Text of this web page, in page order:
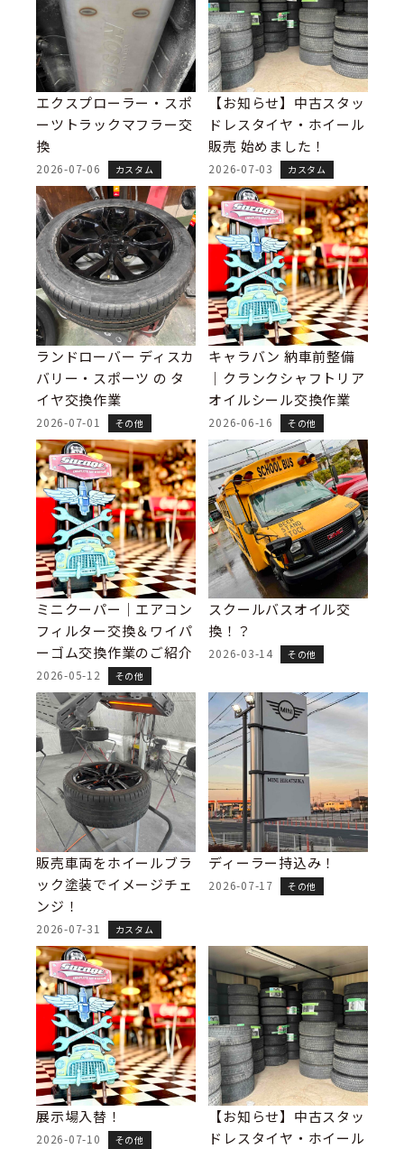
エクスプローラー・スポ
ーツトラックマフラー交
換
2026-07-06 カスタム
【お知らせ】中古スタッ
ドレスタイヤ・ホイール
販売 始めました！
2026-07-03 カスタム
ランドローバー ディスカ
バリー・スポーツ の タ
イヤ交換作業
2026-07-01 その他
キャラバン 納車前整備
｜クランクシャフトリア
オイルシール交換作業
2026-06-16 その他
ミニクーパー｜エアコン
フィルター交換＆ワイパ
ーゴム交換作業のご紹介
2026-05-12 その他
スクールバスオイル交
換！？
2026-03-14 その他
販売車両をホイールブラ
ック塗装でイメージチェ
ンジ！
2026-07-31 カスタム
ディーラー持込み！
2026-07-17 その他
展示場入替！
2026-07-10 その他
【お知らせ】中古スタッ
ドレスタイヤ・ホイール